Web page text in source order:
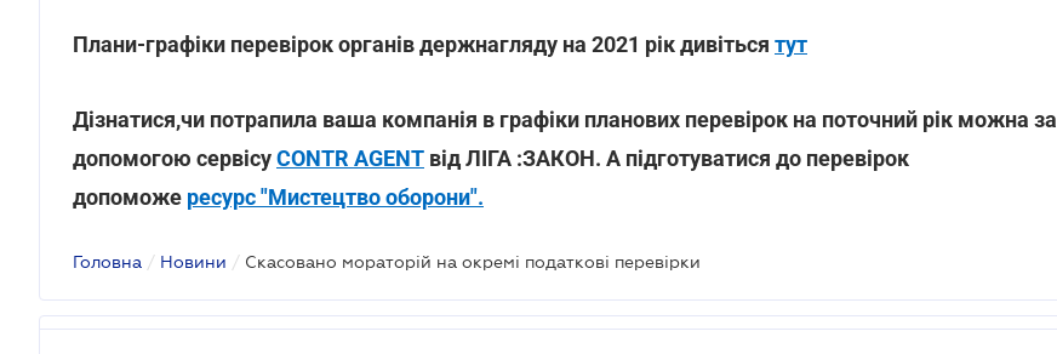
Плани-графіки перевірок органів держнагляду на 2021 рік дивіться тут
Дізнатися,чи потрапила ваша компанія в графіки планових перевірок на поточний рік можна за
допомогою сервісуCONTR AGENT від ЛІГА :ЗАКОН. А підготуватися до перевірок
допоможе ресурс "Мистецтво оборони".
Головна / Новини / Скасовано мораторій на окремі податкові перевірки